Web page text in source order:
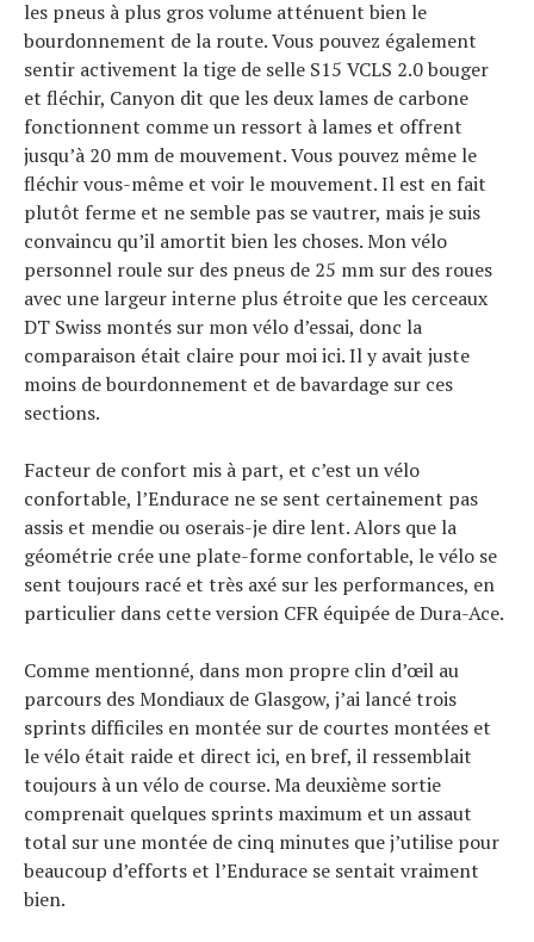
les pneus à plus gros volume atténuent bien le
bourdonnement de la route. Vous pouvez également
sentir activement la tige de selle S15 VCLS 2.0 bouger
et fléchir, Canyon dit que les deux lames de carbone
fonctionnent comme un ressort à lames et offrent
jusqu’à 20 mm de mouvement. Vous pouvez même le
fléchir vous-même et voir le mouvement. Il est en fait
plutôt ferme et ne semble pas se vautrer, mais je suis
convaincu qu’il amortit bien les choses. Mon vélo
personnel roule sur des pneus de 25 mm sur des roues
avec une largeur interne plus étroite que les cerceaux
DT Swiss montés sur mon vélo d’essai, donc la
comparaison était claire pour moi ici. Il y avait juste
moins de bourdonnement et de bavardage sur ces
sections.
Facteur de confort mis à part, et c’est un vélo
confortable, l’Endurace ne se sent certainement pas
assis et mendie ou oserais-je dire lent. Alors que la
géométrie crée une plate-forme confortable, le vélo se
sent toujours racé et très axé sur les performances, en
particulier dans cette version CFR équipée de Dura-Ace.
Comme mentionné, dans mon propre clin d’œil au
parcours des Mondiaux de Glasgow, j’ai lancé trois
sprints difficiles en montée sur de courtes montées et
le vélo était raide et direct ici, en bref, il ressemblait
toujours à un vélo de course. Ma deuxième sortie
comprenait quelques sprints maximum et un assaut
total sur une montée de cinq minutes que j’utilise pour
beaucoup d’efforts et l’Endurace se sentait vraiment
bien.